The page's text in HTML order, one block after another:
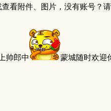
看附件、图片，没有账号？
帅郎中
蒙城随时欢迎